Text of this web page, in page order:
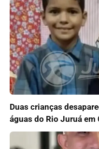
Duas crianças
águas do Rio Juruá em